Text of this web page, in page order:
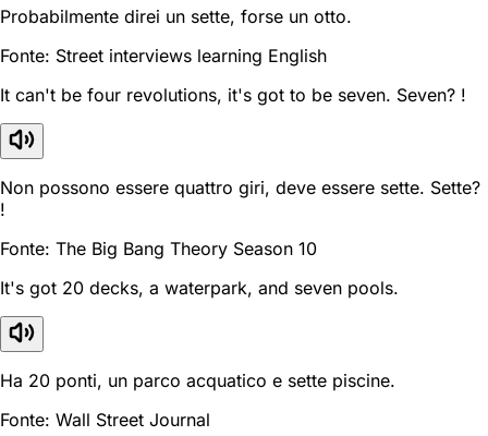
Probabilmente direi un sette, forse un otto.
Fonte: Street interviews learning English
It can't be four revolutions, it's got to be seven. Seven? !
Non possono essere quattro giri, deve essere sette. Sette?
!
Fonte: The Big Bang Theory Season 10
It's got 20 decks, a waterpark, and seven pools.
Ha 20 ponti, un parco acquatico e sette piscine.
Fonte: Wall Street Journal